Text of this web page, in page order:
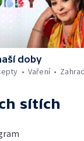
doby
Vaření
sítích